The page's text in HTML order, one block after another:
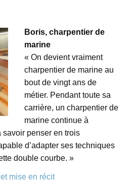
Boris, charpentier de
marine
« On devient vraiment
charpentier de marine au
bout de vingt ans de
métier. Pendant toute sa
carrière, un charpentier de
marine continue à
savoir penser en trois
d’adapter ses techniques
double courbe. »
mise en récit